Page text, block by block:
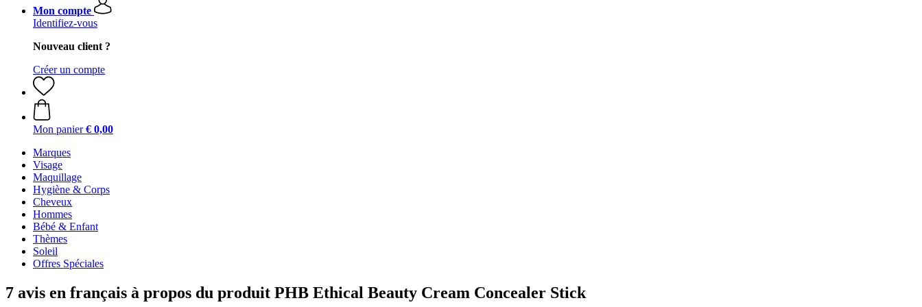
Mon compte
Identifiez-vous
Nouveau client ?
Créer un compte
Mon panier € 0,00
Marques
Visage
Maquillage
Hygiène & Corps
Cheveux
Hommes
Bébé & Enfant
Thèmes
Soleil
Offres Spéciales
7 avis en français à propos du produit PHB Ethical Beauty Cream Concealer Stick